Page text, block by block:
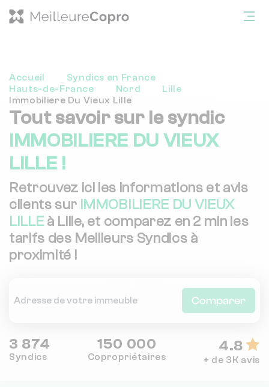
Accueil
Syndics en France
Hauts-de-France
Nord
Lille
Immobiliere Du Vieux Lille
Tout savoir sur le syndic
IMMOBILIERE DU VIEUX
LILLE !
Retrouvez ici les informations et avis
clients sur IMMOBILIERE DU VIEUX
LILLE à Lille, et comparez en 2 min les
tarifs des Meilleurs Syndics à
proximité !
Comparer
3 874
Syndics
150 000
Copropriétaires
4.8
+ de 3K avis